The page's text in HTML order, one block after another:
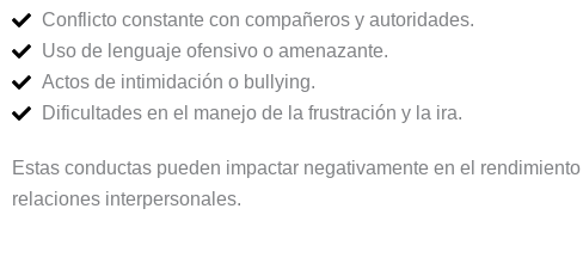
Conflicto constante con compañeros y autoridades.
Uso de lenguaje ofensivo o amenazante.
Actos de intimidación o bullying.
Dificultades en el manejo de la frustración y la ira.
Estas conductas pueden impactar negativamente en el
relaciones interpersonales.